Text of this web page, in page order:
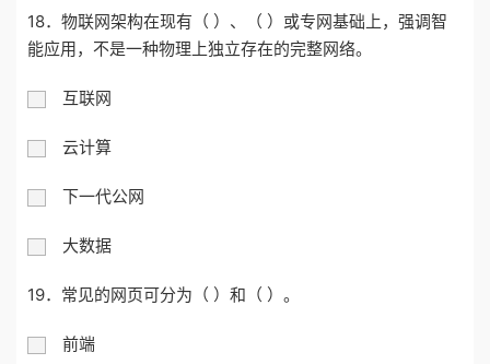
18．物联网架构在现有（ ）、（ ）或专网基础上，强调智
能应用，不是一种物理上独立存在的完整网络。
互联网
云计算
下一代公网
大数据
19．常见的网页可分为（ ）和（ ）。
前端